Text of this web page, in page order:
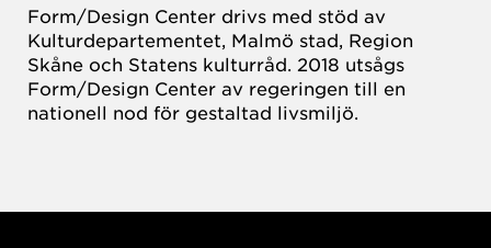
Form/Design Center drivs med stöd av
Kulturdepartementet, Malmö stad, Region
Skåne och Statens kulturråd. 2018 utsågs
Form/Design Center av regeringen till en
nationell nod för gestaltad livsmiljö.